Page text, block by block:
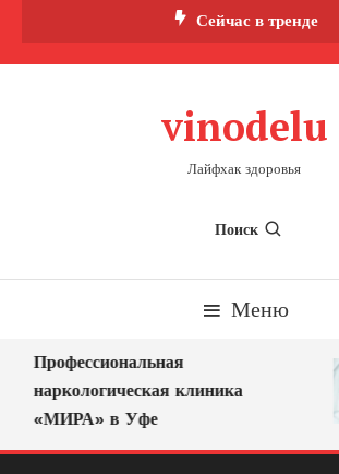
Сейчас в тренде
vinodelu
Лайфхак здоровья
Поиск
Меню
Профессиональная
наркологическая клиника
«МИРА» в Уфе